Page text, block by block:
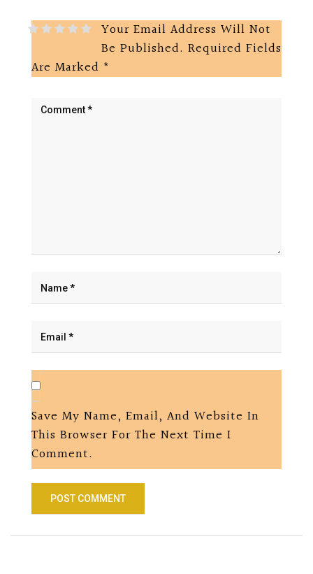
Your Email Address Will Not
Be Published. Required Fields
Are Marked *
Save My Name, Email, And Website In
This Browser For The Next Time I
Comment.